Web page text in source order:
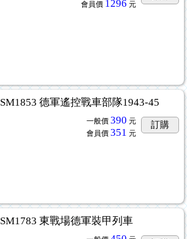
會員價 1296 元
SM1853 德軍遙控戰車部隊1943-45
一般價 390 元
會員價 351 元
訂購
SM1783 東戰場德軍裝甲列車